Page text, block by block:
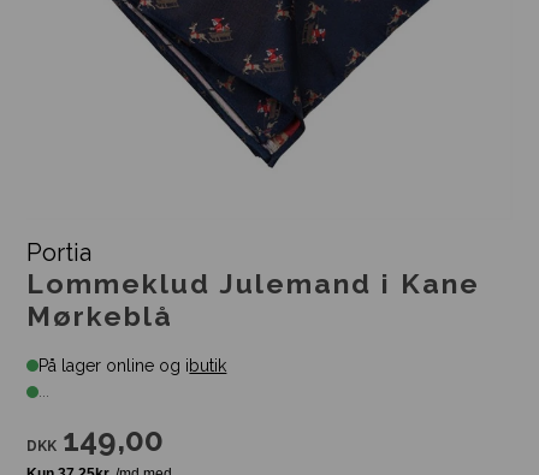
Portia
Lommeklud Julemand i Kane
Mørkeblå
På lager online og ibutik
...
DKK 149,00